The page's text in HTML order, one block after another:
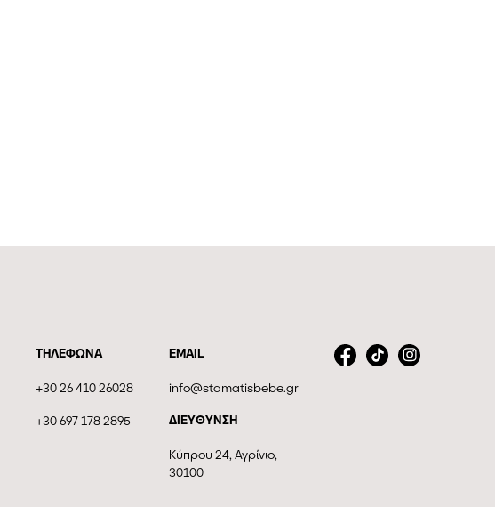
ΤΗΛΕΦΩΝΑ
+30 26 410 26028
+30 697 178 2895
EMAIL
info@stamatisbebe.gr
ΔΙΕΥΘΥΝΣΗ
Κύπρου 24, Αγρίνιο,
30100